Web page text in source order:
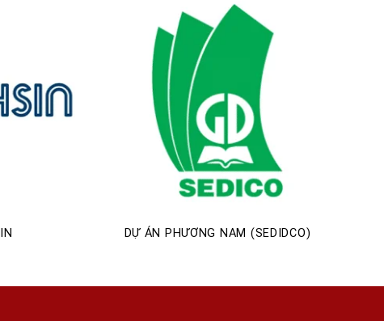
DỰ ÁN PHƯƠNG NAM (SEDIDCO)